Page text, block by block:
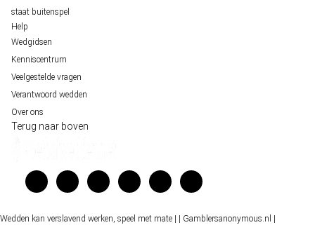
staat buitenspel
Help
Wedgidsen
Kenniscentrum
Veelgestelde vragen
Verantwoord wedden
Over ons
Terug naar boven
Wedden kan verslavend werken, speel met mate | | Gamblersanonymous.nl |